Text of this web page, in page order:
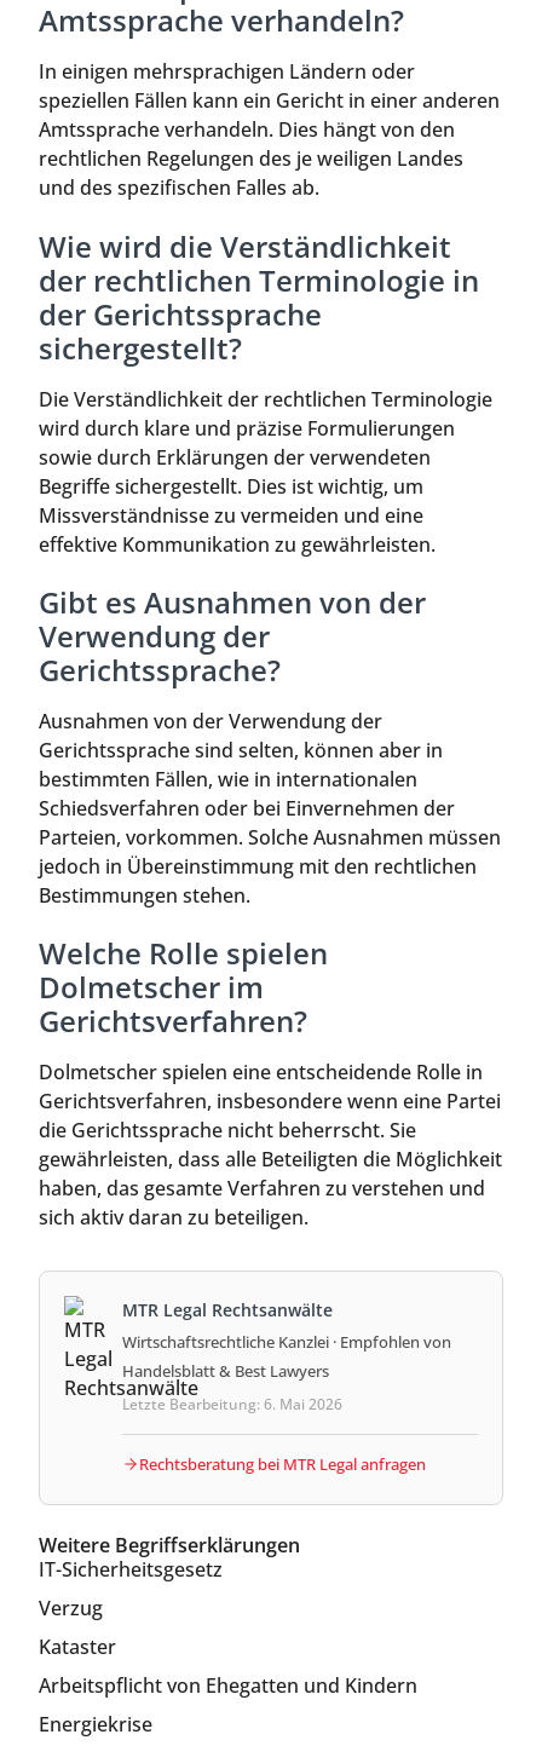
Amtssprache verhandeln?
In einigen mehrsprachigen Ländern oder
speziellen Fällen kann ein Gericht in einer anderen
Amtssprache verhandeln. Dies hängt von den
rechtlichen Regelungen des je weiligen Landes
und des spezifischen Falles ab.
Wie wird die Verständlichkeit
der rechtlichen Terminologie in
der Gerichtssprache
sichergestellt?
Die Verständlichkeit der rechtlichen Terminologie
wird durch klare und präzise Formulierungen
sowie durch Erklärungen der verwendeten
Begriffe sichergestellt. Dies ist wichtig, um
Missverständnisse zu vermeiden und eine
effektive Kommunikation zu gewährleisten.
Gibt es Ausnahmen von der
Verwendung der
Gerichtssprache?
Ausnahmen von der Verwendung der
Gerichtssprache sind selten, können aber in
bestimmten Fällen, wie in internationalen
Schiedsverfahren oder bei Einvernehmen der
Parteien, vorkommen. Solche Ausnahmen müssen
jedoch in Übereinstimmung mit den rechtlichen
Bestimmungen stehen.
Welche Rolle spielen
Dolmetscher im
Gerichtsverfahren?
Dolmetscher spielen eine entscheidende Rolle in
Gerichtsverfahren, insbesondere wenn eine Partei
die Gerichtssprache nicht beherrscht. Sie
gewährleisten, dass alle Beteiligten die Möglichkeit
haben, das gesamte Verfahren zu verstehen und
sich aktiv daran zu beteiligen.
MTR Legal Rechtsanwälte
Wirtschaftsrechtliche Kanzlei · Empfohlen von
Handelsblatt & Best Lawyers
Letzte Bearbeitung: 6. Mai 2026
Rechtsberatung bei MTR Legal anfragen
Weitere Begriffserklärungen
IT-Sicherheitsgesetz
Verzug
Kataster
Arbeitspflicht von Ehegatten und Kindern
Energiekrise